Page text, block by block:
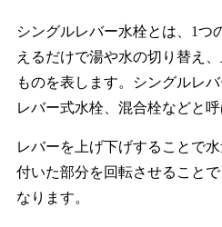
シングルレバー水栓とは、1つ
えるだけで湯や水の切り替え
ものを表します。シングルレ
レバー式水栓、混合栓などと呼
レバーを上げ下げすることで
付いた部分を回転させること
なります。